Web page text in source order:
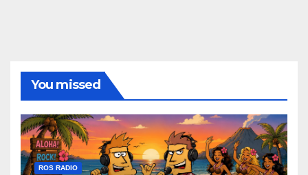
You missed
ROS RADIO